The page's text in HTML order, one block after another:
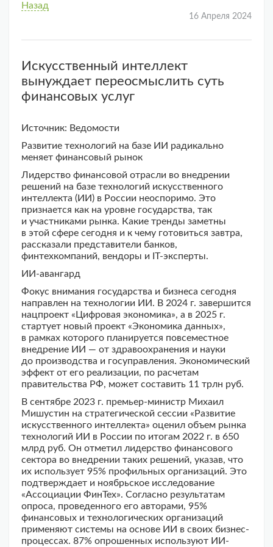
Назад
16 Апреля 2024
Искусственный интеллект
вынуждает переосмыслить суть
финансовых услуг
Источник: Ведомости
Развитие технологий на базе ИИ радикально
меняет финансовый рынок
Лидерство финансовой отрасли во внедрении
решений на базе технологий искусственного
интеллекта (ИИ) в России неоспоримо. Это
признается как на уровне государства, так
и участниками рынка. Какие тренды заметны
в этой сфере сегодня и к чему готовиться завтра,
рассказали представители банков,
финтехкомпаний, вендоры и IT-эксперты.
ИИ-авангард
Фокус внимания государства и бизнеса сегодня
направлен на технологии ИИ. В 2024 г. завершится
нацпроект «Цифровая экономика», а в 2025 г.
стартует новый проект «Экономика данных»,
в рамках которого планируется повсеместное
внедрение ИИ — от здравоохранения и науки
до производства и госуправления. Экономический
эффект от его реализации, по расчетам
правительства РФ, может составить 11 трлн руб.
В сентябре 2023 г. премьер-министр Михаил
Мишустин на стратегической сессии «Развитие
искусственного интеллекта» оценил объем рынка
технологий ИИ в России по итогам 2022 г. в 650
млрд руб. Он отметил лидерство финансового
сектора во внедрении таких решений, указав, что
их использует 95% профильных организаций. Это
подтверждает и ноябрьское исследование
«Ассоциации ФинТех». Согласно результатам
опроса, проведенного его авторами, 95%
финансовых и технологических организаций
применяют системы на основе ИИ в своих бизнес-
процессах. 87% опрошенных используют ИИ-